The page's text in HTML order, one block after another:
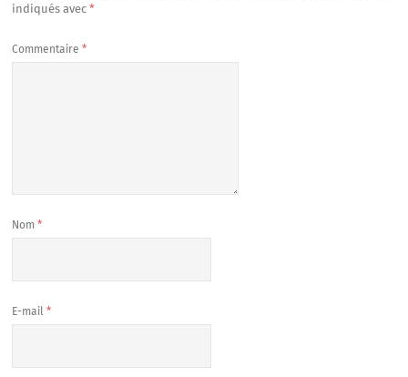
indiqués avec*
Commentaire*
Nom*
E-mail*